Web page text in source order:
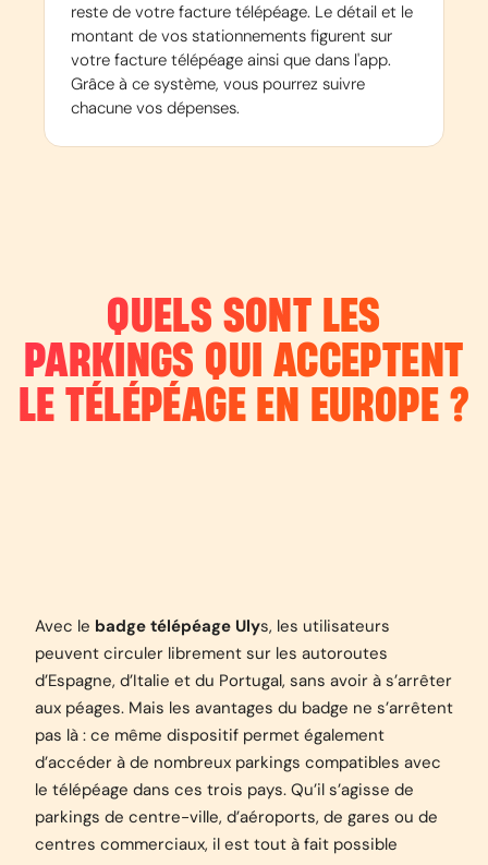
reste de votre facture télépéage. Le détail et le
montant de vos stationnements figurent sur
votre facture télépéage ainsi que dans l'app.
Grâce à ce système, vous pourrez suivre
chacune vos dépenses.
QUELS SONT LES
PARKINGS QUI ACCEPTENT
LE TÉLÉPÉAGE EN EUROPE ?
Avec le badge télépéage Ulys, les utilisateurs
peuvent circuler librement sur les autoroutes
d’Espagne, d’Italie et du Portugal, sans avoir à s’arrêter
aux péages. Mais les avantages du badge ne s’arrêtent
pas là : ce même dispositif permet également
d’accéder à de nombreux parkings compatibles avec
le télépéage dans ces trois pays. Qu’il s’agisse de
parkings de centre-ville, d’aéroports, de gares ou de
centres commerciaux, il est tout à fait possible